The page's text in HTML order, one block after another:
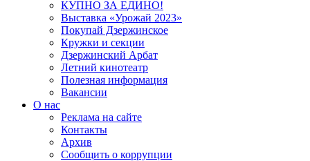
КУПНО ЗА ЕДИНО!
Выставка «Урожай 2023»
Покупай Дзержинское
Кружки и секции
Дзержинский Арбат
Летний кинотеатр
Полезная информация
Вакансии
О нас
Реклама на сайте
Контакты
Архив
Сообщить о коррупции